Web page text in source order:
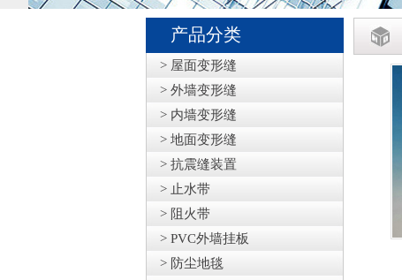
产品分类
> 屋面变形缝
> 外墙变形缝
> 内墙变形缝
> 地面变形缝
> 抗震缝装置
> 止水带
> 阻火带
> PVC外墙挂板
> 防尘地毯